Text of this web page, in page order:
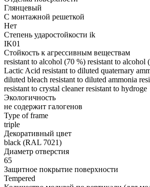
Глянцевый
С монтажной решеткой
Нет
Степень ударостойкости ik
IK01
Стойкость к агрессивным веществам
resistant to alcohol (70 %) resistant to alcohol
Lactic Acid resistant to diluted quaternary
diluted bleach resistant to diluted ammonia
resistant to crystal cleaner resistant to hydroge
Экологичность
не содержит галогенов
Type of frame
triple
Декоративный цвет
black (RAL 7021)
Диаметр отверстия
65
Защитное покрытие поверхности
Tempered